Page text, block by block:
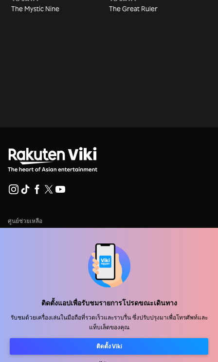
ติดตั้งแอปเพื่อรับชมรายการโปรดขณะเดินทาง
รับชมด้วยเครื่องเล่นในมือถือที่รวดเร็วและราบรื่น ซึ่งปรับปรุงมาเพื่อโทรศัพท์และ
แท็บเล็ตของคุณ
ติดตั้ง Viki
The Mystic Nine The Great Ruler
ศูนย์ช่วยเหลือ
ข้อกำหนดการใช้งาน
นโยบายเกี่ยวกับคุกกี้และเทคโนโลยีการติดตาม